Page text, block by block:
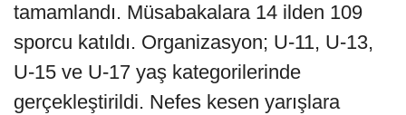
tamamlandı. Müsabakalara 14 ilden 109
sporcu katıldı. Organizasyon; U-11, U-13,
U-15 ve U-17 yaş kategorilerinde
gerçekleştirildi. Nefes kesen yarışlara